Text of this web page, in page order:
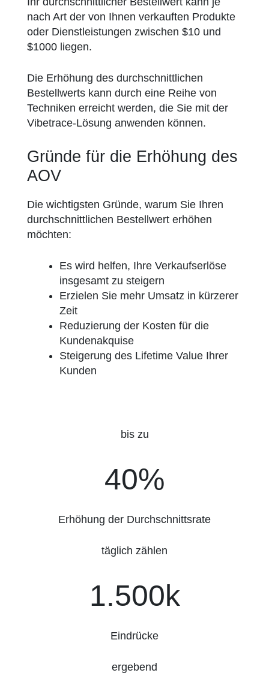
nach Art der von Ihnen verkauften Produkte
oder Dienstleistungen zwischen $10 und
$1000 liegen.
Die Erhöhung des durchschnittlichen
Bestellwerts kann durch eine Reihe von
Techniken erreicht werden, die Sie mit der
Vibetrace-Lösung anwenden können.
Gründe für die Erhöhung des
AOV
Die wichtigsten Gründe, warum Sie Ihren
durchschnittlichen Bestellwert erhöhen
möchten:
Es wird helfen, Ihre Verkaufserlöse
insgesamt zu steigern
Erzielen Sie mehr Umsatz in kürzerer
Zeit
Reduzierung der Kosten für die
Kundenakquise
Steigerung des Lifetime Value Ihrer
Kunden
bis zu
40%
Erhöhung der Durchschnittsrate
täglich zählen
1.500k
Eindrücke
ergebend